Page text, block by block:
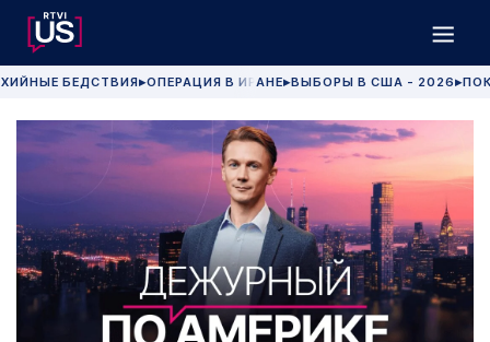
БЕДСТВИЯ▶ОПЕРАЦИЯ В ИРАНЕ▶ВЫБОРЫ В США - 2026 ▶